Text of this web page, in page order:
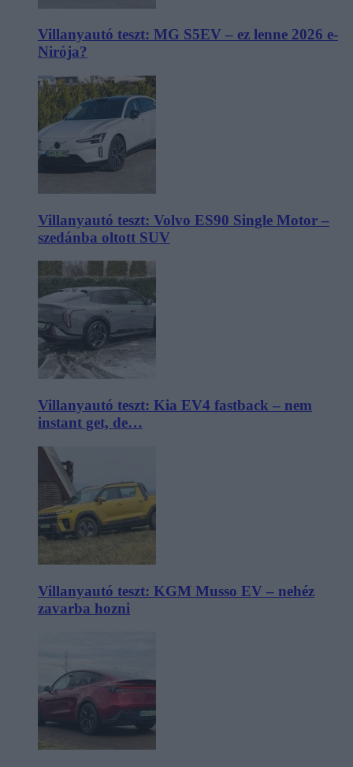
Villanyautó teszt: MG S5EV – ez lenne 2026 e-
Nirója?
Villanyautó teszt: Volvo ES90 Single Motor –
szedánba oltott SUV
Villanyautó teszt: Kia EV4 fastback – nem
instant get, de…
Villanyautó teszt: KGM Musso EV – nehéz
zavarba hozni